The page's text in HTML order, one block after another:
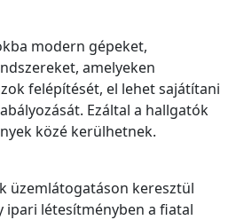
modern gépeket,
amelyeken
felépítését, el lehet sajátítani
Ezáltal a hallgatók
közé kerülhetnek.
üzemlátogatáson keresztül
ipari létesítményben a fiatal